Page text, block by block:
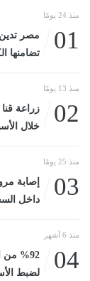
منذ 24 يومًا
01
مصر تدين
تضامنها
منذ 13 يومًا
02
زراعة
خلال الأسبوع
منذ 25 يومًا
03
إصابة
داخل
منذ 6 أشهر
04
لضبط